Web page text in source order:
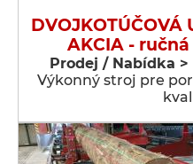
DVOJKOTÚČOVÁ
AKCIA -
Prodej / Nabídka
Výkonný stroj pre